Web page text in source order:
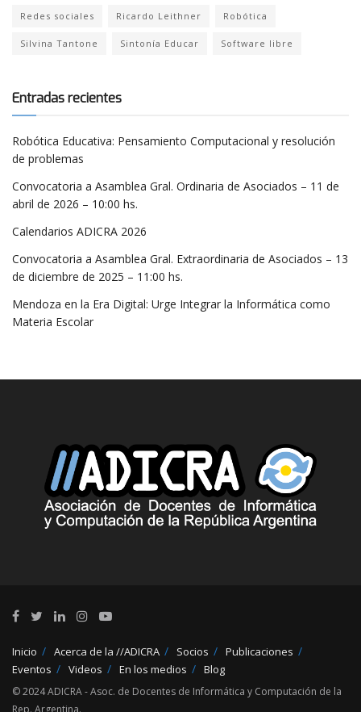
Redes sociales Ricardo Leithner Robótica
Silvina Tantone Sintonía Educar Software libre
Entradas recientes
Robótica Educativa: Pensamiento Computacional y resolución
de problemas
Convocatoria a Asamblea Gral. Ordinaria de Asociados – 11 de
abril de 2026 – 10:00 hs.
Calendarios ADICRA 2026
Convocatoria a Asamblea Gral. Extraordinaria de Asociados – 13
de diciembre de 2025 – 11:00 hs.
Mendoza en la Era Digital: Urge Integrar la Informática como
Materia Escolar
Inicio Acerca de la //ADICRA Socios
Publicaciones
Eventos
Videos En los medios Blog
© 2024 ADICRA - Asoc. de Docentes de Informática y Computación de la
Rep. Argentina.